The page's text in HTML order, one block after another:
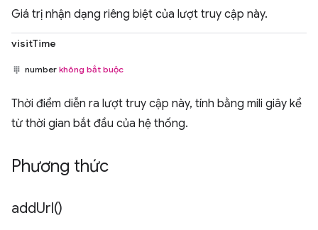
Giá trị nhận dạng riêng biệt của lượt truy cập này.
visitTime
number không bắt buộc
Thời điểm diễn ra lượt truy cập này, tính bằng mili giây kể
từ thời gian bắt đầu của hệ thống.
Phương thức
addUrl()